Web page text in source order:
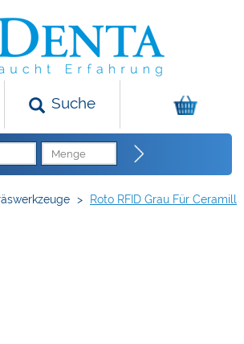
Suche
> Roto RFID Grau Für Ceramill